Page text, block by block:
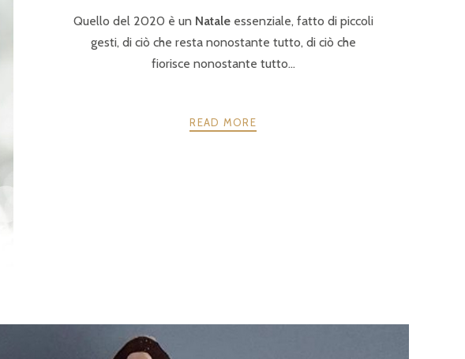
Quello del 2020 è un Nataleessenziale, fatto di piccoli
gesti, di ciò che resta nonostante tutto, di ciò che
fiorisce nonostante tutto...
READ MORE